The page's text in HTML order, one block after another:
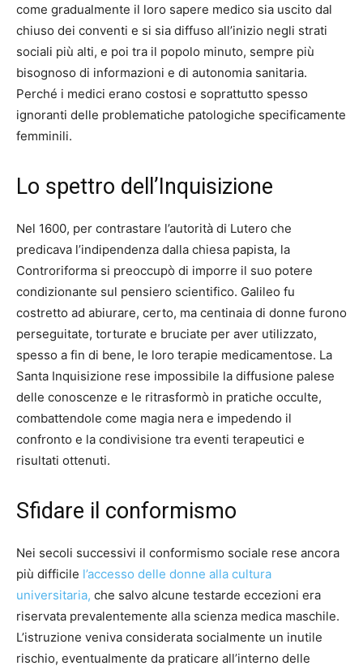
come gradualmente il loro sapere medico sia uscito dal
chiuso dei conventi e si sia diffuso all’inizio negli strati
sociali più alti, e poi tra il popolo minuto, sempre più
bisognoso di informazioni e di autonomia sanitaria.
Perché i medici erano costosi e soprattutto spesso
ignoranti delle problematiche patologiche specificamente
femminili.
Lo spettro dell’Inquisizione
Nel 1600, per contrastare l’autorità di Lutero che
predicava l’indipendenza dalla chiesa papista, la
Controriforma si preoccupò di imporre il suo potere
condizionante sul pensiero scientifico. Galileo fu
costretto ad abiurare, certo, ma centinaia di donne furono
perseguitate, torturate e bruciate per aver utilizzato,
spesso a fin di bene, le loro terapie medicamentose. La
Santa Inquisizione rese impossibile la diffusione palese
delle conoscenze e le ritrasformò in pratiche occulte,
combattendole come magia nera e impedendo il
confronto e la condivisione tra eventi terapeutici e
risultati ottenuti.
Sfidare il conformismo
Nei secoli successivi il conformismo sociale rese ancora
più difficile l’accesso delle donne alla cultura
universitaria, che salvo alcune testarde eccezioni era
riservata prevalentemente alla scienza medica maschile.
L’istruzione veniva considerata socialmente un inutile
rischio, eventualmente da praticare all’interno delle